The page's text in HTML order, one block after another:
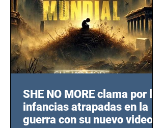
SHE NO MORE clama por las
infancias atrapadas en la
guerra con su nuevo video